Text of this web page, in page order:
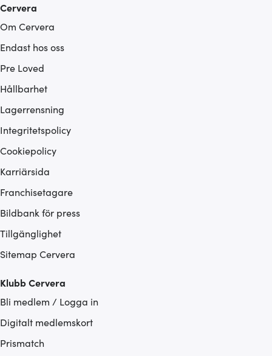
Cervera
Om Cervera
Endast hos oss
Pre Loved
Hållbarhet
Lagerrensning
Integritetspolicy
Cookiepolicy
Karriärsida
Franchisetagare
Bildbank för press
Tillgänglighet
Sitemap Cervera
Klubb Cervera
Bli medlem / Logga in
Digitalt medlemskort
Prismatch